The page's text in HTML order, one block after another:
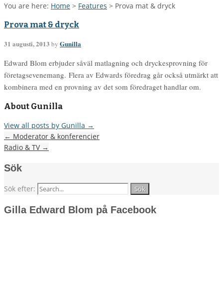
You are here: Home > Features > Prova mat & dryck
Prova mat & dryck
31 augusti, 2013 by Gunilla
Edward Blom erbjuder såväl matlagning och dryckesprovning för
företagsevenemang. Flera av Edwards föredrag går också utmärkt att
kombinera med en provning av det som föredraget handlar om.
About Gunilla
View all posts by Gunilla →
← Moderator & konferencier
Radio & TV →
Sök
Sök efter:
Gilla Edward Blom på Facebook